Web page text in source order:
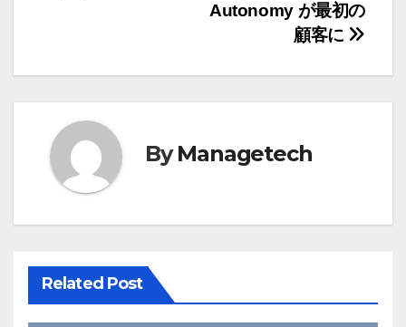
ー
シ
Autonomy が最初の
顧客に
ByManagetech
Related Post